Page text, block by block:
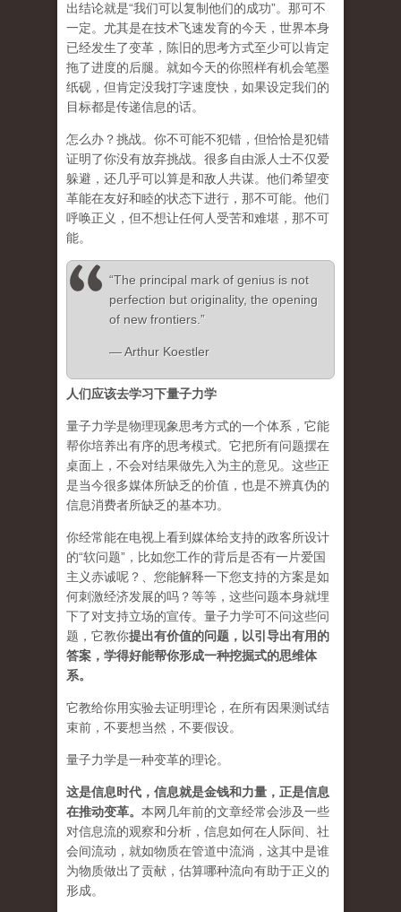
出结论就是“我们可以复制他们的成功”。那可不
一定。尤其是在技术飞速发育的今天，世界本身
已经发生了变革，陈旧的思考方式至少可以肯定
拖了进度的后腿。就如今天的你照样有机会笔墨
纸砚，但肯定没我打字速度快，如果设定我们的
目标都是传递信息的话。
怎么办？挑战。你不可能不犯错，但恰恰是犯错
证明了你没有放弃挑战。很多自由派人士不仅爱
躲避，还几乎可以算是和敌人共谋。他们希望变
革能在友好和睦的状态下进行，那不可能。他们
呼唤正义，但不想让任何人受苦和难堪，那不可
能。
“The principal mark of genius is not
perfection but originality, the opening
of new frontiers.”
― Arthur Koestler
人们应该去学习下量子力学
量子力学是物理现象思考方式的一个体系，它能
帮你培养出有序的思考模式。它把所有问题摆在
桌面上，不会对结果做先入为主的意见。这些正
是当今很多媒体所缺乏的价值，也是不辨真伪的
信息消费者所缺乏的基本功。
你经常能在电视上看到媒体给支持的政客所设计
的“软问题”，比如您工作的背后是否有一片爱国
主义赤诚呢？、您能解释一下您支持的方案是如
何刺激经济发展的吗？等等，这些问题本身就埋
下了对支持立场的宣传。量子力学可不问这些问
题，它教你提出有价值的问题，以引导出有用的
答案，学得好能帮你形成一种挖掘式的思维体
系。
它教给你用实验去证明理论，在所有因果测试结
束前，不要想当然，不要假设。
量子力学是一种变革的理论。
这是信息时代，信息就是金钱和力量，正是信息
在推动变革。 本网几年前的文章经常会涉及一些
对信息流的观察和分析，信息如何在人际间、社
会间流动，就如物质在管道中流淌，这其中是谁
为物质做出了贡献，估算哪种流向有助于正义的
形成。